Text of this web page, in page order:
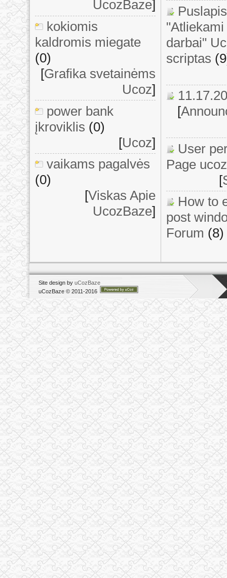
UcozBaze]
kokiomis
kaldromis miegate
(0)
[Grafika svetainėms
Ucoz]
power bank
įkroviklis (0)
[Ucoz]
vaikams pagalvės
(0)
[Viskas Apie
UcozBaze]
Puslapis
darbai"
scriptas
[
User
Page ucoz
[
How to
post
Forum (8)
Site design by uCozBaze
uCozBaze © 2011-2016